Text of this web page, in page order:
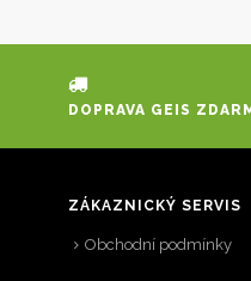
DOPRAVA GEIS
ZÁKAZNICKÝ SERVIS
Obchodní podmínky